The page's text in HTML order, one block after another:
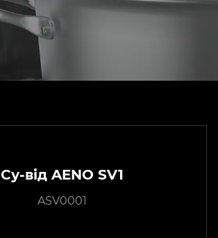
Су-від AENO SV1
ASV0001